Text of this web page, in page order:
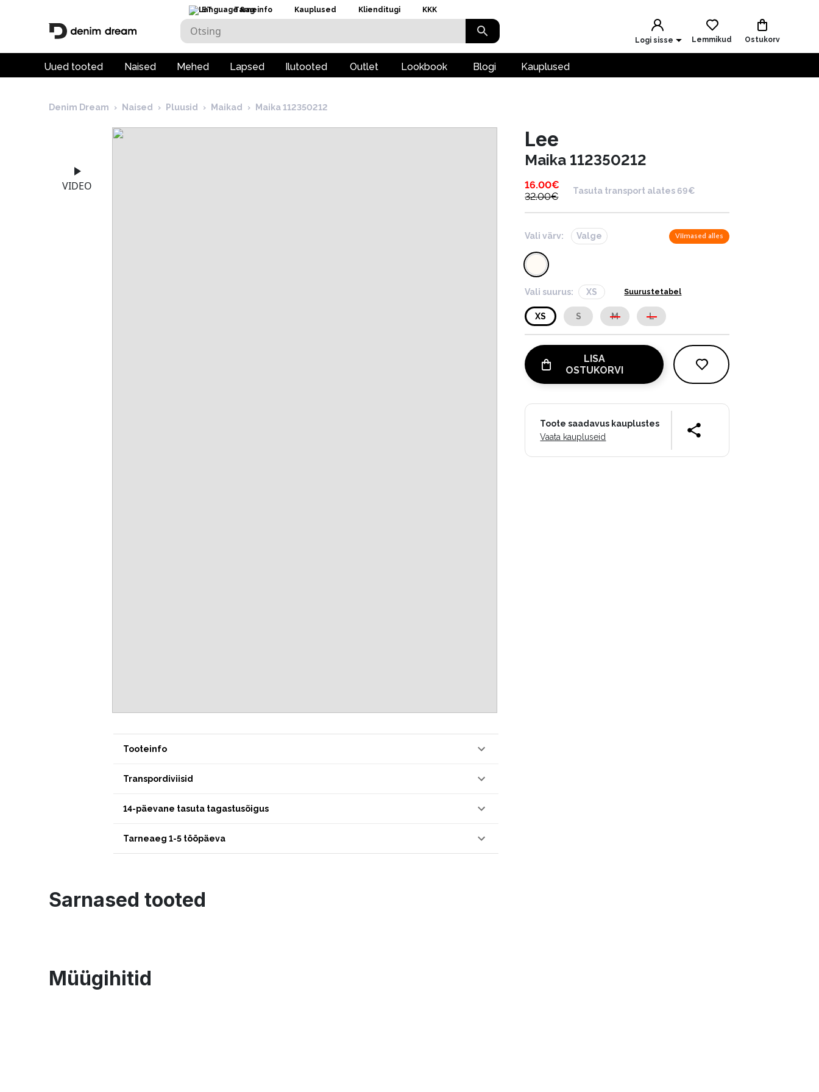
ET Tarneinfo Kauplused Klienditugi KKK
Logi sisse Lemmikud Ostukorv
Uued tooted Naised Mehed Lapsed Ilutooted Outlet Lookbook Blogi Kauplused
Denim Dream › Naised › Pluusid › Maikad › Maika 112350212
VIDEO
Tooteinfo
Transpordiviisid
14-päevane tasuta tagastusõigus
Tarneaeg 1-5 tööpäeva
Lee
Maika 112350212
16.00€
32.00€
Tasuta transport alates 69€
Vali värv: Valge Viimased alles
Vali suurus: XS Suurustetabel
XS S M L
LISA
OSTUKORVI
Toote saadavus kauplustes
Vaata kaupluseid
Sarnased tooted
Müügihitid